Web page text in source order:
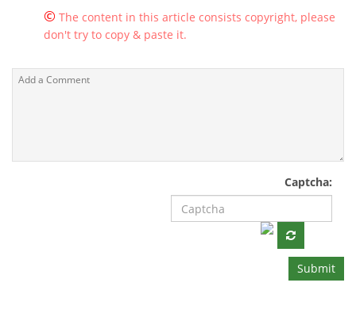
© The content in this article consists copyright, please
don't try to copy & paste it.
Captcha:
Submit